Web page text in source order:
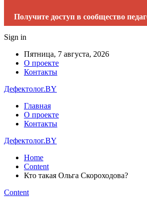
Получите доступ в сообщество
Sign in
Пятница, 7 августа, 2026
О проекте
Контакты
Дефектолог.BY
Главная
О проекте
Контакты
Дефектолог.BY
Home
Content
Кто такая Ольга Скороходова?
Content